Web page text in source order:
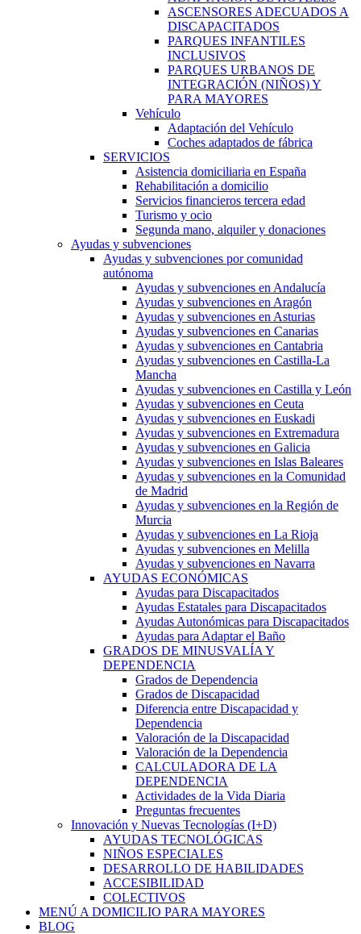
ASCENSORES ADECUADOS A
DISCAPACITADOS
PARQUES INFANTILES
INCLUSIVOS
PARQUES URBANOS DE
INTEGRACIÓN (NIÑOS) Y
PARA MAYORES
Vehículo
Adaptación del Vehículo
Coches adaptados de fábrica
SERVICIOS
Asistencia domiciliaria en España
Rehabilitación a domicilio
Servicios financieros tercera edad
Turismo y ocio
Segunda mano, alquiler y donaciones
Ayudas y subvenciones
Ayudas y subvenciones por comunidad
autónoma
Ayudas y subvenciones en Andalucía
Ayudas y subvenciones en Aragón
Ayudas y subvenciones en Asturias
Ayudas y subvenciones en Canarias
Ayudas y subvenciones en Cantabria
Ayudas y subvenciones en Castilla-La
Mancha
Ayudas y subvenciones en Castilla y León
Ayudas y subvenciones en Ceuta
Ayudas y subvenciones en Euskadi
Ayudas y subvenciones en Extremadura
Ayudas y subvenciones en Galicia
Ayudas y subvenciones en Islas Baleares
Ayudas y subvenciones en la Comunidad
de Madrid
Ayudas y subvenciones en la Región de
Murcia
Ayudas y subvenciones en La Rioja
Ayudas y subvenciones en Melilla
Ayudas y subvenciones en Navarra
AYUDAS ECONÓMICAS
Ayudas para Discapacitados
Ayudas Estatales para Discapacitados
Ayudas Autonómicas para Discapacitados
Ayudas para Adaptar el Baño
GRADOS DE MINUSVALÍA Y
DEPENDENCIA
Grados de Dependencia
Grados de Discapacidad
Diferencia entre Discapacidad y
Dependencia
Valoración de la Discapacidad
Valoración de la Dependencia
CALCULADORA DE LA
DEPENDENCIA
Actividades de la Vida Diaria
Preguntas frecuentes
Innovación y Nuevas Tecnologías (I+D)
AYUDAS TECNOLÓGICAS
NIÑOS ESPECIALES
DESARROLLO DE HABILIDADES
ACCESIBILIDAD
COLECTIVOS
MENÚ A DOMICILIO PARA MAYORES
BLOG